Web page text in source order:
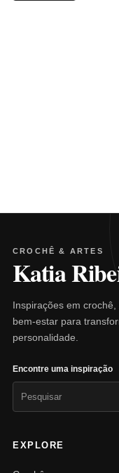
CROCHÊ & ARTES
Katia
Inspirações em
bem-estar para
personalidade.
Encontre uma inspiração
EXPLORE